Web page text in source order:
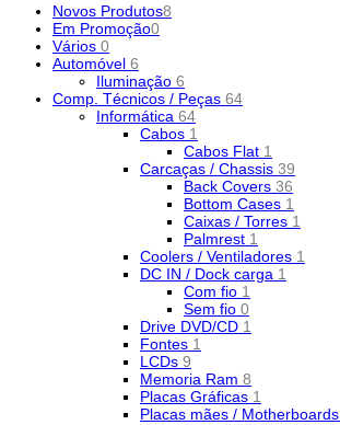
Novos Produtos8
Em Promoção0
Vários 0
Automóvel 6
Iluminação 6
Comp. Técnicos / Peças 64
Informática 64
Cabos 1
Cabos Flat 1
Carcaças / Chassis 39
Back Covers 36
Bottom Cases 1
Caixas / Torres 1
Palmrest 1
Coolers / Ventiladores 1
DC IN / Dock carga 1
Com fio 1
Sem fio 0
Drive DVD/CD 1
Fontes 1
LCDs 9
Memoria Ram 8
Placas Gráficas 1
Placas mães / Motherboards